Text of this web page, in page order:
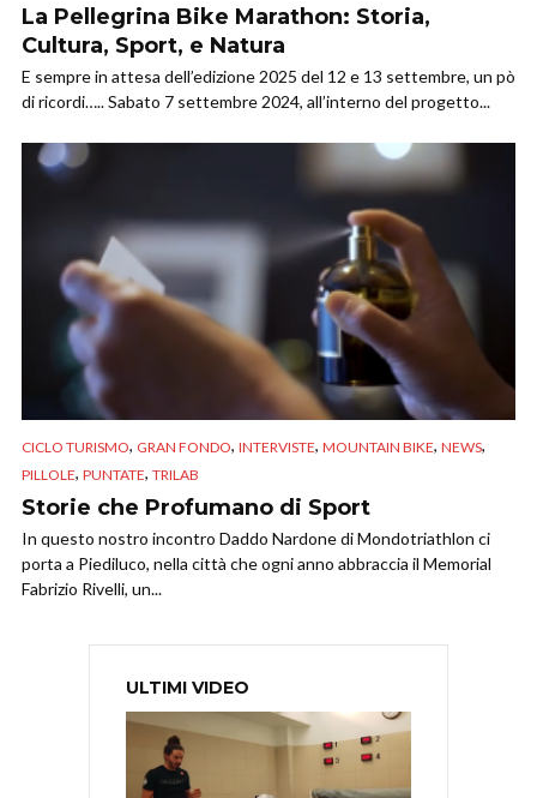
La Pellegrina Bike Marathon: Storia,
Cultura, Sport, e Natura
E sempre in attesa dell’edizione 2025 del 12 e 13 settembre, un pò
di ricordi….. Sabato 7 settembre 2024, all’interno del progetto...
CICLO TURISMO, GRAN FONDO, INTERVISTE, MOUNTAIN BIKE, NEWS,
PILLOLE, PUNTATE, TRILAB
Storie che Profumano di Sport
In questo nostro incontro Daddo Nardone di Mondotriathlon ci
porta a Piediluco, nella città che ogni anno abbraccia il Memorial
Fabrizio Rivelli, un...
ULTIMI VIDEO